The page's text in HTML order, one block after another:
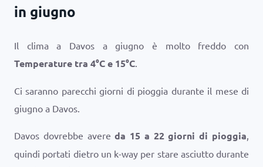
in giugno
Il clima a Davos a giugno è molto freddo con
Temperature tra 4°Ce 15°C.
Ci saranno parecchi giorni di pioggia durante il mese di
giugno a Davos.
Davos dovrebbe avereda 15 a 22 giorni di pioggia,
quindi portati dietro un k-way per stare asciutto durante